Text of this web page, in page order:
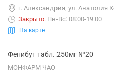
г. Александрия, ул. Анатолия
Закрыто. Пн-Вс: 08:00-19:00
На карте
Фенибут табл. 250мг №20
МОНФАРМ ЧАО